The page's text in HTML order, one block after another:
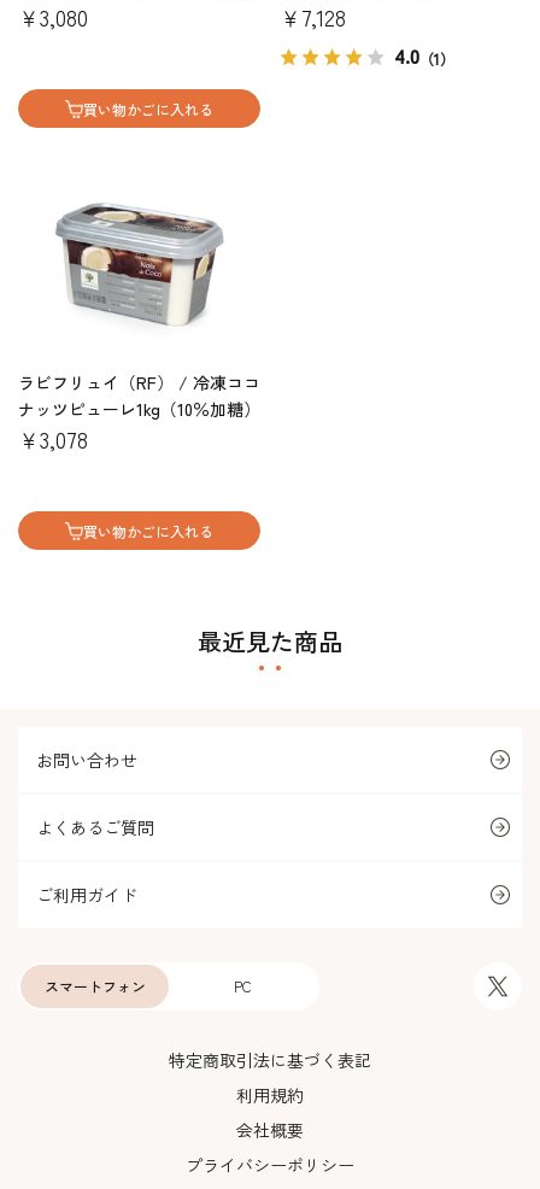
700ml
￥3,080
買い物かごに入れる
￥7,128
4.0 （1）
ラビフリュイ（RF） / 冷凍ココ
ナッツピューレ1kg（10％加糖）
￥3,078
買い物かごに入れる
最近見た商品
お問い合わせ
よくあるご質問
ご利用ガイド
PC
スマートフォン
特定商取引法に基づく表記
利用規約
会社概要
プライバシーポリシー